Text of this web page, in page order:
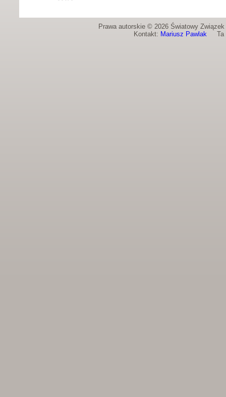
Prawa autorskie © 2026 Światowy
Kontakt: Mariusz PawlakTa